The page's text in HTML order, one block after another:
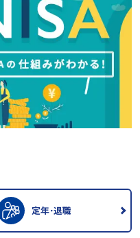
定年･退職